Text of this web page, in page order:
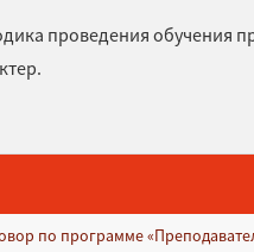
проведения обучения
по программе